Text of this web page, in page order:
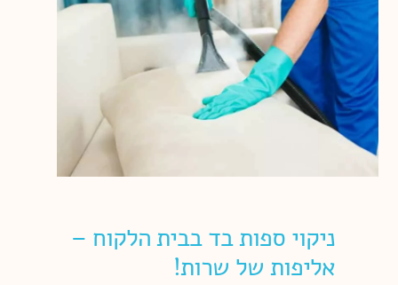
ניקוי ספות בד בבית הלקוח –
אליפות של שרות!